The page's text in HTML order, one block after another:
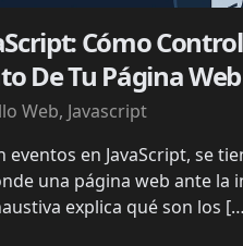
Cómo
De Tu Página Web
Web, Javascript
eventos en JavaScript, se
una página web ante la
explica qué son los